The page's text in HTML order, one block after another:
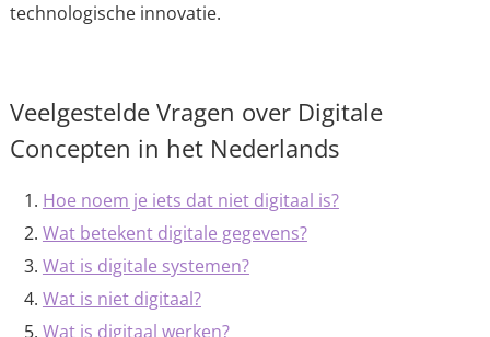
technologische innovatie.
Veelgestelde Vragen over Digitale
Concepten in het Nederlands
Hoe noem je iets dat niet digitaal is?
Wat betekent digitale gegevens?
Wat is digitale systemen?
Wat is niet digitaal?
Wat is digitaal werken?